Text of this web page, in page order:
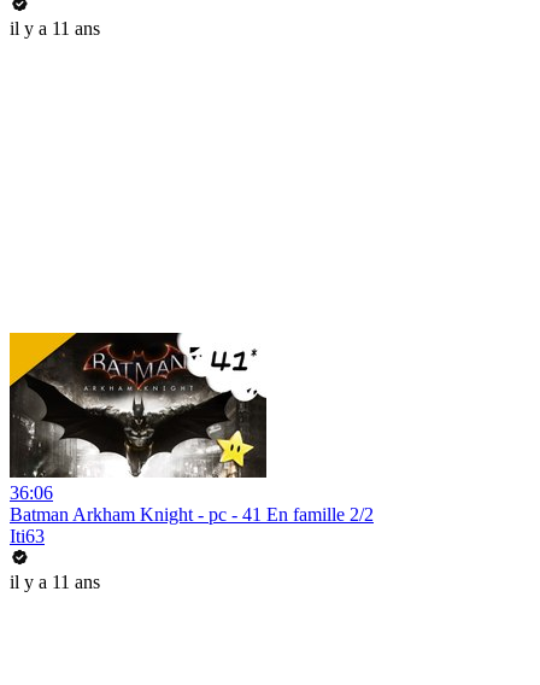
il y a 11 ans
36:06
Batman Arkham Knight - pc - 41 En famille 2/2
Iti63
il y a 11 ans